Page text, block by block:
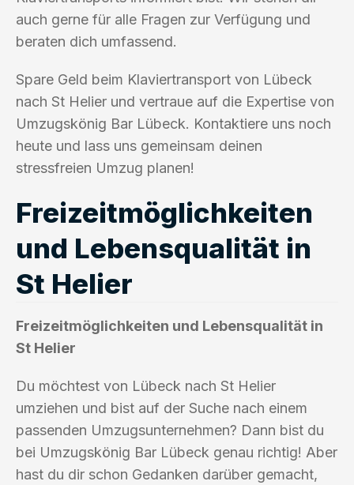
auch gerne für alle Fragen zur Verfügung und
beraten dich umfassend.
Spare Geld beim Klaviertransport von Lübeck
nach St Helier und vertraue auf die Expertise von
Umzugskönig Bar Lübeck. Kontaktiere uns noch
heute und lass uns gemeinsam deinen
stressfreien Umzug planen!
Freizeitmöglichkeiten
und Lebensqualität in
St Helier
Freizeitmöglichkeiten und Lebensqualität in
St Helier
Du möchtest von Lübeck nach St Helier
umziehen und bist auf der Suche nach einem
passenden Umzugsunternehmen? Dann bist du
bei Umzugskönig Bar Lübeck genau richtig! Aber
hast du dir schon Gedanken darüber gemacht,